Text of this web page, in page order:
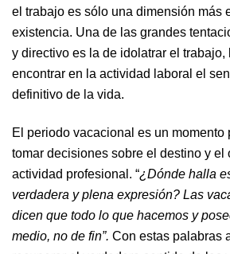
el trabajo es sólo una dimensión más
existencia. Una de las grandes
y directivo es la de idolatrar el trabajo,
encontrar en la actividad laboral el
definitivo de la vida.
El periodo vacacional es un momento
tomar decisiones sobre el destino y el
actividad profesional. “¿Dónde halla
verdadera y plena expresión? Las
dicen que todo lo que hacemos y
medio, no de fin”. Con estas palabras